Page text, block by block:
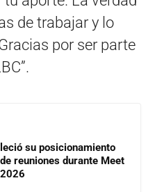
de trabajar y lo
por ser parte
su posicionamiento
reuniones durante Meet